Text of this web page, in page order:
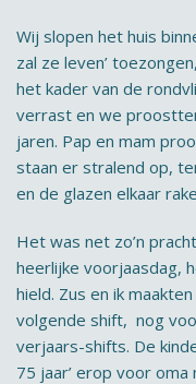
Wij slopen het huis
zal ze leven’
het kader van de
verrast en we
jaren. Pap en mam
staan er stralend op,
en de glazen elkaar
Het was net zo’n
heerlijke voorjaasdag,
hield. Zus en ik
volgende shift, nog
verjaars-shifts. De
75 jaar’ erop voor oma